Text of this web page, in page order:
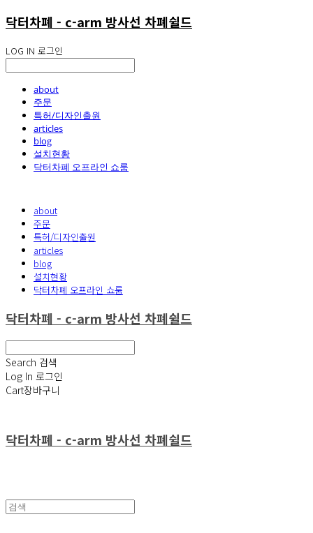
닥터차폐 - c-arm 방사선 차폐쉴드
LOG IN 로그인
about
주문
특허/디자인출원
articles
blog
설치현황
닥터차폐 오프라인 쇼룸
about
주문
특허/디자인출원
articles
blog
설치현황
닥터차폐 오프라인 쇼룸
닥터차폐 - c-arm 방사선 차폐쉴드
Search 검색
Log In 로그인
Cart장바구니
닥터차폐 - c-arm 방사선 차폐쉴드